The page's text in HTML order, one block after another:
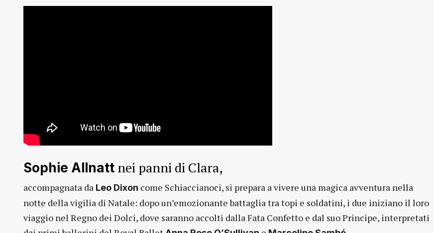
Sophie Allnatt nei panni di Clara,
accompagnata da Leo Dixon come Schiaccianoci, si prepara a vivere una magica avventura nella
notte della vigilia di Natale: dopo un’emozionante battaglia tra topi e soldatini, i due iniziano il loro
viaggio nel Regno dei Dolci, dove saranno accolti dalla Fata Confetto e dal suo Principe, interpretati